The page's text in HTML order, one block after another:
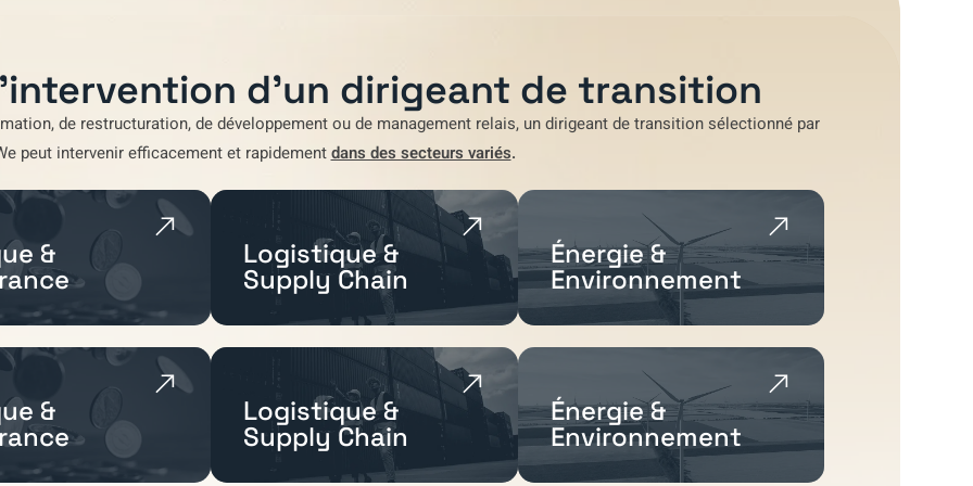
d'un dirigeant de transition
,de restructuration,de développementou de management relais, un dirigeant de transition sélectionné par
peut intervenir efficacement et rapidementdans des secteurs variés.
& Logistique &
Supply Chain
Énergie &
Environnement
& Logistique &
Supply Chain
Énergie &
Environnement